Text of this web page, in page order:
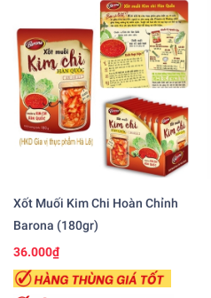
Xốt Muối Kim Chi Hoàn Chỉnh
Barona (180gr)
36.000₫